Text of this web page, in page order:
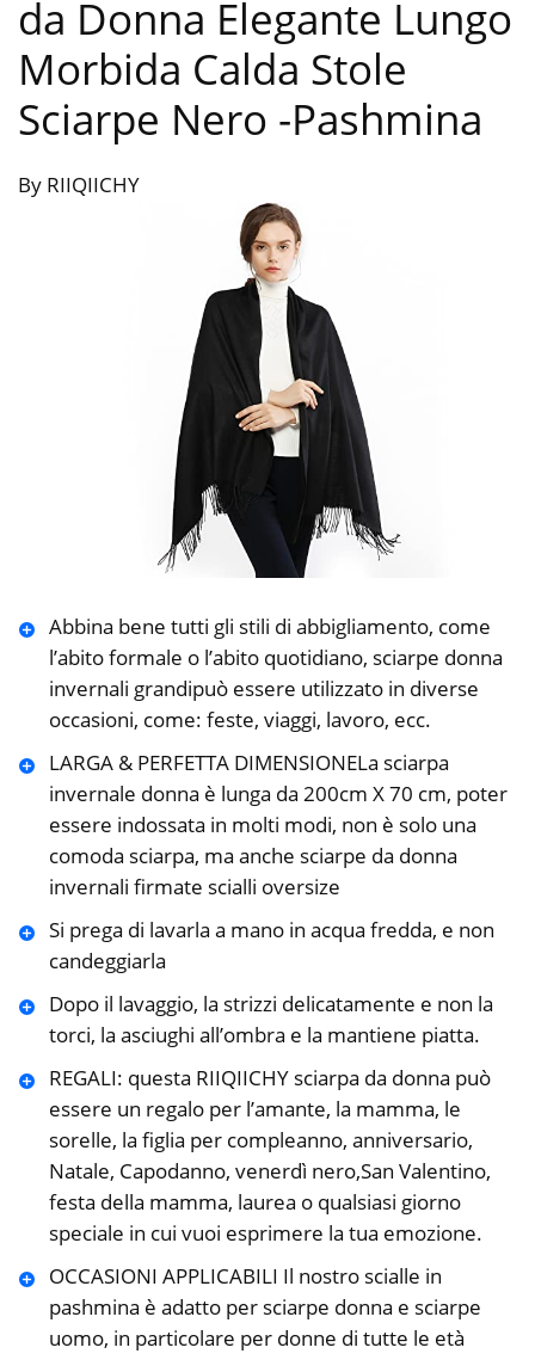
da Donna Elegante Lungo
Morbida Calda Stole
Sciarpe Nero -Pashmina
By RIIQIICHY
Abbina bene tutti gli stili di abbigliamento, come
l’abito formale o l’abito quotidiano, sciarpe donna
invernali grandipuò essere utilizzato in diverse
occasioni, come: feste, viaggi, lavoro, ecc.
LARGA & PERFETTA DIMENSIONELa sciarpa
invernale donna è lunga da 200cm X 70 cm, poter
essere indossata in molti modi, non è solo una
comoda sciarpa, ma anche sciarpe da donna
invernali firmate scialli oversize
Si prega di lavarla a mano in acqua fredda, e non
candeggiarla
Dopo il lavaggio, la strizzi delicatamente e non la
torci, la asciughi all’ombra e la mantiene piatta.
REGALI: questa RIIQIICHY sciarpa da donna può
essere un regalo per l’amante, la mamma, le
sorelle, la figlia per compleanno, anniversario,
Natale, Capodanno, venerdì nero,San Valentino,
festa della mamma, laurea o qualsiasi giorno
speciale in cui vuoi esprimere la tua emozione.
OCCASIONI APPLICABILI Il nostro scialle in
pashmina è adatto per sciarpe donna e sciarpe
uomo, in particolare per donne di tutte le età